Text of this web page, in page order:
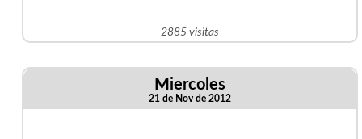
2885 visitas
Miercoles
21 de Nov de 2012